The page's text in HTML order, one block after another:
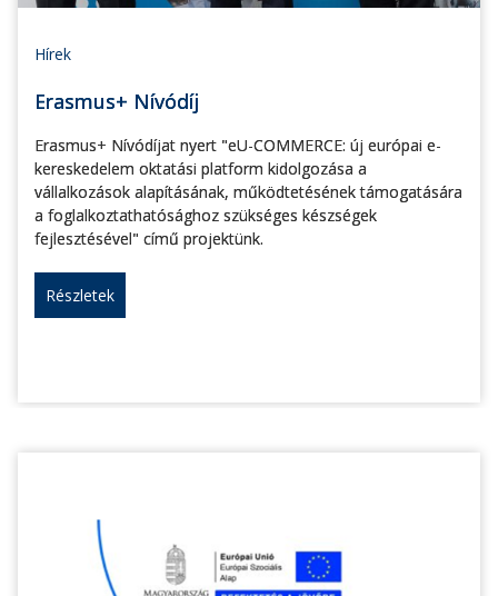
Hírek
Erasmus+ Nívódíj
Erasmus+ Nívódíjat nyert "eU-COMMERCE: új európai e-
kereskedelem oktatási platform kidolgozása a
vállalkozások alapításának, működtetésének támogatására
a foglalkoztathatósághoz szükséges készségek
fejlesztésével" című projektünk.
Részletek